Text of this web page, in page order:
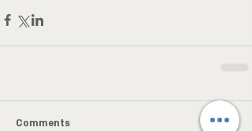
Comments